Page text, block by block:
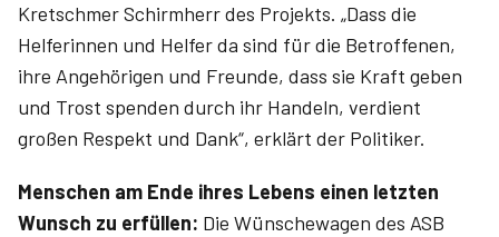
Kretschmer Schirmherr des Projekts. „Dass die
Helferinnen und Helfer da sind für die Betroffenen,
ihre Angehörigen und Freunde, dass sie Kraft geben
und Trost spenden durch ihr Handeln, verdient
großen Respekt und Dank“, erklärt der Politiker.
Menschen am Ende ihres Lebens einen letzten
Wunsch zu erfüllen: Die Wünschewagen des ASB